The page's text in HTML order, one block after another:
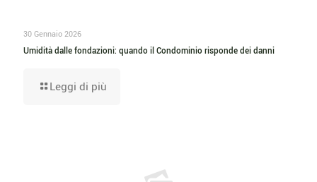
30 Gennaio 2026
Umidità dalle fondazioni: quando il Condominio risponde dei danni
Leggi di più